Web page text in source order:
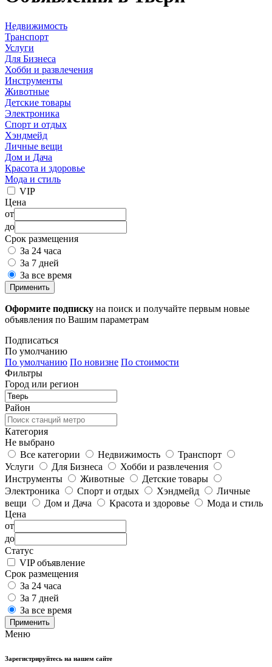
Недвижимость
Транспорт
Услуги
Для Бизнеса
Хобби и развлечения
Инструменты
Животные
Детские товары
Электроника
Спорт и отдых
Хэндмейд
Личные вещи
Дом и Дача
Красота и здоровье
Мода и стиль
VIP
Цена
от
до
Срок размещения
За 24 часа
За 7 дней
За все время
Применить
Оформите подписку на поиск и получайте первым новые
объявления по Вашим параметрам
Подписаться
По умолчанию
По умолчанию По новизне По стоимости
Фильтры
Город или регион
Район
Категория
Не выбрано
Все категории
Недвижимость
Транспорт
Услуги
Для Бизнеса
Хобби и развлечения
Инструменты
Животные
Детские товары
Электроника
Спорт и отдых Хэндмейд
Личные
вещи
Дом и Дача Красота и здоровье
Мода и стиль
Цена
от
до
Статус
VIP объявление
Срок размещения
За 24 часа
За 7 дней
За все время
Применить
Меню
Зарегистрируйтесь на нашем сайте